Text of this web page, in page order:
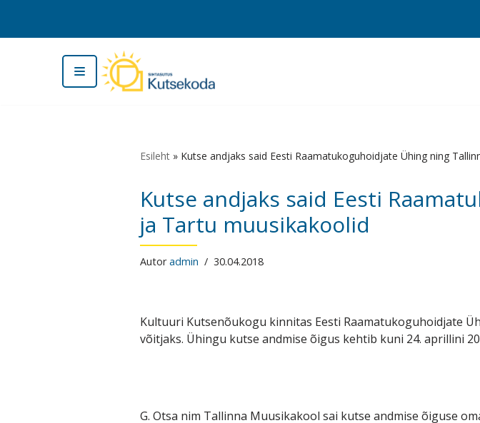
Skip
Esileht» Kutse andjaks said Eesti Raamatukoguhoidjate Ühing ning
Kutse andjaks said Eesti
ja Tartu muusikakoolid
Autoradmin 30.04.2018
Kultuuri Kutsenõukogu kinnitas Eesti Raamatukoguhoidjate
võitjaks. Ühingu kutse andmise õigus kehtib kuni 24. aprillini
G. Otsa nim Tallinna Muusikakool sai kutse andmise õiguse